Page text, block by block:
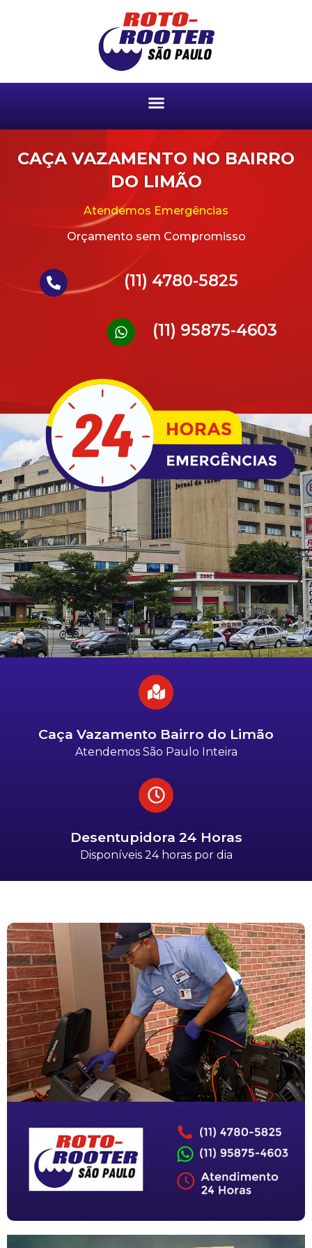
CAÇA VAZAMENTO NO BAIRRO
DO LIMÃO
Atendemos Emergências
Orçamento sem Compromisso
(11) 4780-5825
(11) 95875-4603
Caça Vazamento Bairro do Limão
Atendemos São Paulo Inteira
Desentupidora 24 Horas
Disponíveis 24 horas por dia